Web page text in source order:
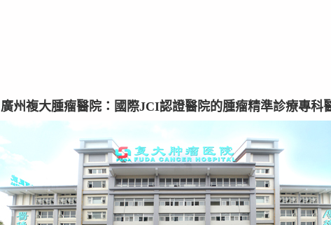
廣州複大腫瘤醫院：國際JCI認證醫院的腫瘤精準診療專科